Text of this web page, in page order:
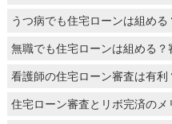
うつ病でも住宅ローンは組め
無職でも住宅ローンは組める？
看護師の住宅ローン審査は有
住宅ローン審査とリボ完済の